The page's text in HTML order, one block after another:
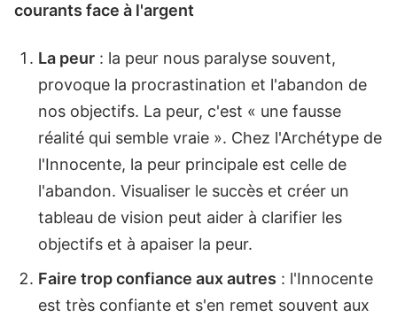
courants face à l'argent
La peur : la peur nous paralyse souvent,
provoque la procrastination et l'abandon de
nos objectifs. La peur, c'est « une fausse
réalité qui semble vraie ». Chez l'Archétype de
l'Innocente, la peur principale est celle de
l'abandon. Visualiser le succès et créer un
tableau de vision peut aider à clarifier les
objectifs et à apaiser la peur.
Faire trop confiance aux autres : l'Innocente
est très confiante et s'en remet souvent aux